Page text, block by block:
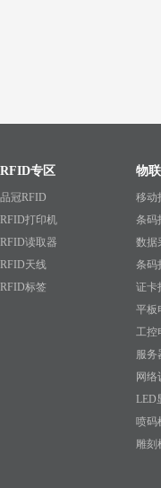
RFID专区
品冠RFID
RFID打印机
RFID读取器
RFID天线
RFID标签
物
移动
条码
数据
条码
证卡
平板
工控
服务
网络
LED
喷码
雕刻